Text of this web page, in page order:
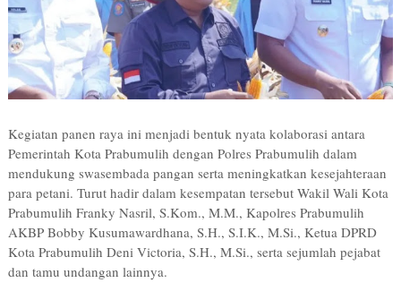
Kegiatan panen raya ini menjadi bentuk nyata kolaborasi antara
Pemerintah Kota Prabumulih dengan Polres Prabumulih dalam
mendukung swasembada pangan serta meningkatkan kesejahteraan
para petani. Turut hadir dalam kesempatan tersebut Wakil Wali Kota
Prabumulih Franky Nasril, S.Kom., M.M., Kapolres Prabumulih
AKBP Bobby Kusumawardhana, S.H., S.I.K., M.Si., Ketua DPRD
Kota Prabumulih Deni Victoria, S.H., M.Si., serta sejumlah pejabat
dan tamu undangan lainnya.